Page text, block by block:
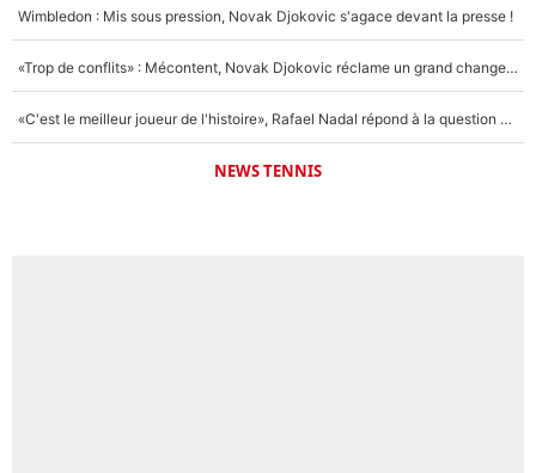
Wimbledon : Mis sous pression, Novak Djokovic s'agace devant la presse !
«Trop de conflits» : Mécontent, Novak Djokovic réclame un grand changement !
«C'est le meilleur joueur de l'histoire», Rafael Nadal répond à la question que tout le monde se pose !
NEWS TENNIS